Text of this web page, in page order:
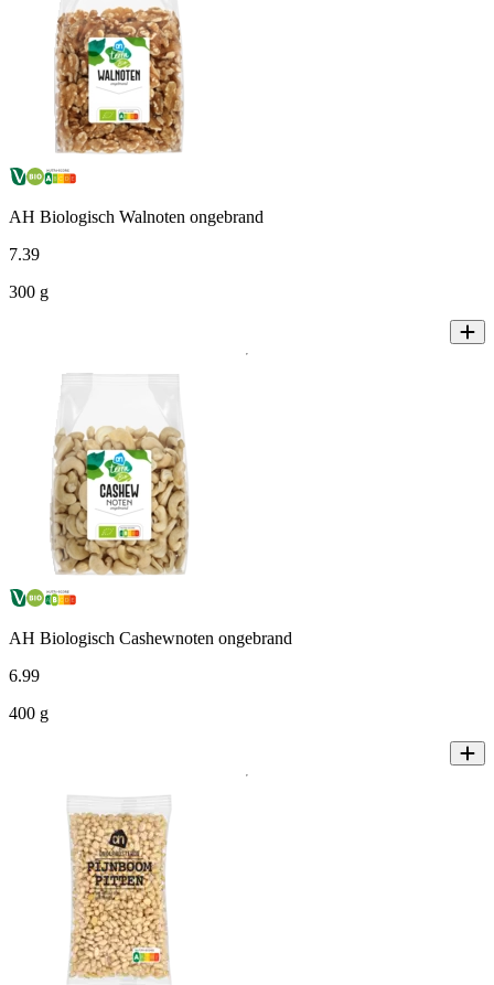
AH Biologisch Walnoten ongebrand
7.39
300 g
AH Biologisch Cashewnoten ongebrand
6.99
400 g